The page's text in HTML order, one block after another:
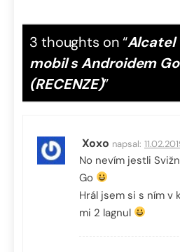
3 thoughts on “Alcatel
mobil s Androidem
(RECENZE)”
Xoxo napsal:
No nevím jestli
Go
Hrál jsem si s ním v
mi 2 lagnul